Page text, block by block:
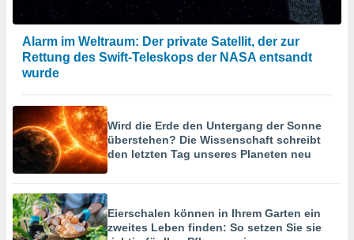
Alarm im Weltraum: Der private Satellit, der zur
Rettung des Swift-Teleskops der NASA entsandt
wurde
Wird die Erde den Untergang der Sonne
überstehen? Die Wissenschaft schreibt
den letzten Tag unseres Planeten neu
Eierschalen können in Ihrem Garten ein
zweites Leben finden: So setzen Sie sie